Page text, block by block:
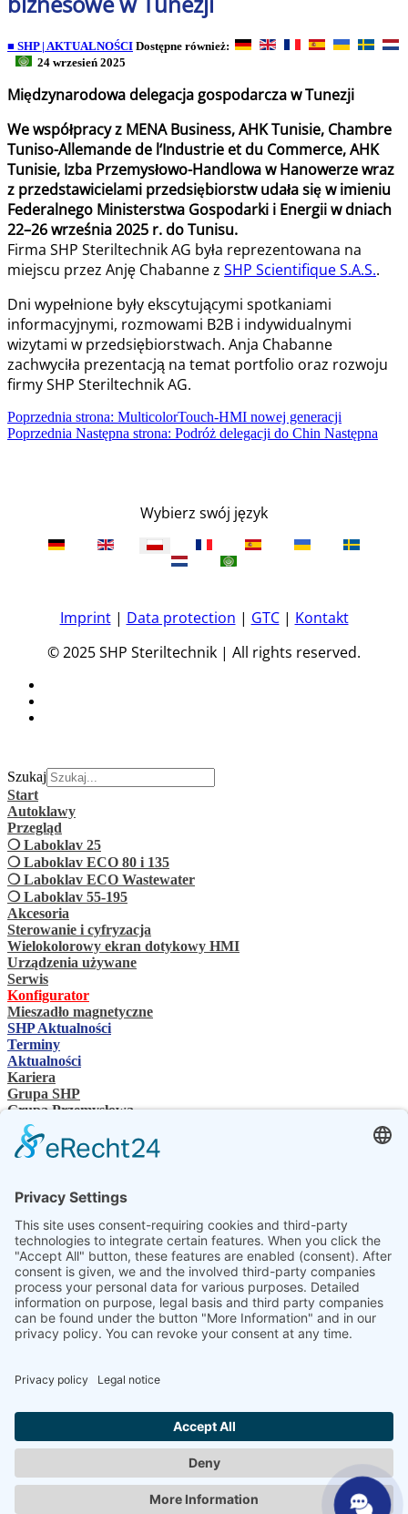
■ SHP | AKTUALNOŚCI Dostępne również:
24 wrzesień 2025
Międzynarodowa delegacja gospodarcza w Tunezji
We współpracy z MENA Business, AHK Tunisie, Chambre
Tuniso-Allemande de l‘Industrie et du Commerce, AHK
Tunisie, Izba Przemysłowo-Handlowa w Hanowerze wraz
z przedstawicielami przedsiębiorstw udała się w imieniu
Federalnego Ministerstwa Gospodarki i Energii w dniach
22–26 września 2025 r. do Tunisu.
Firma SHP Steriltechnik AG była reprezentowana na
miejscu przez Anję Chabanne z SHP Scientifique S.A.S..
Dni wypełnione były ekscytującymi spotkaniami
informacyjnymi, rozmowami B2B i indywidualnymi
wizytami w przedsiębiorstwach. Anja Chabanne
zachwyciła prezentacją na temat portfolio oraz rozwoju
firmy SHP Steriltechnik AG.
Poprzednia strona: MulticolorTouch-HMI nowej generacji
Poprzednia Następna strona: Podróż delegacji do Chin Następna
Wybierz swój język
Imprint| Data protection | GTC| Kontakt
© 2025 SHP Steriltechnik | All rights reserved.
Szukaj
Start
Autoklawy
Przegląd
❍ Laboklav 25
❍ Laboklav ECO 80 i 135
❍ Laboklav ECO Wastewater
❍ Laboklav 55-195
Akcesoria
Sterowanie i cyfryzacja
Wielokolorowy ekran dotykowy HMI
Urządzenia używane
Serwis
Konfigurator
Mieszadło magnetyczne
SHP Aktualności
Terminy
Aktualności
Kariera
Grupa SHP
Grupa Przemysłowa
Osoba kontaktowa
Kontakt
Sprzedawcy specjalistyczni
Pliki do pobrania SHP
Wybierz swój język
DE
EN
PL
NL